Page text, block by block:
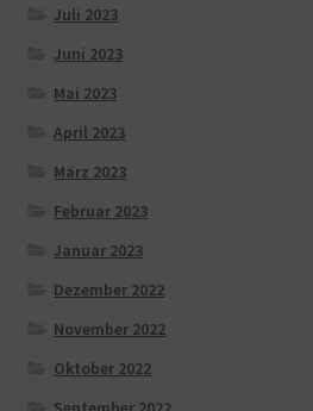
Juli 2023
Juni 2023
Mai 2023
April 2023
März 2023
Februar 2023
Januar 2023
Dezember 2022
November 2022
Oktober 2022